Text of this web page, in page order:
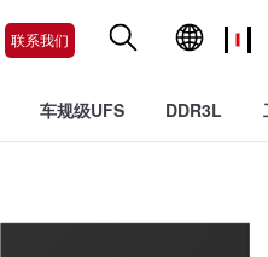
联系我们
车规级UFS DDR3L